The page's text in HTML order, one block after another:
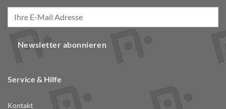
Newsletter abonnieren
Service & Hilfe
Kontakt